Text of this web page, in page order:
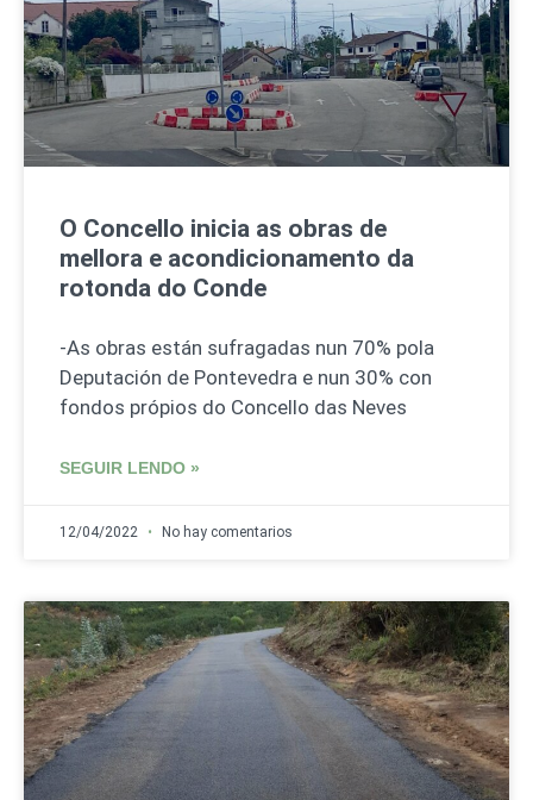
O Concello inicia as obras de
mellora e acondicionamento da
rotonda do Conde
-As obras están sufragadas nun 70% pola
Deputación de Pontevedra e nun 30% con
fondos própios do Concello das Neves
SEGUIR LENDO »
12/04/2022 No hay comentarios